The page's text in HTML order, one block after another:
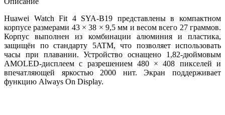
Huawei Watch Fit 4 SYA-B19 представлены в компактном
корпусе размерами 43 × 38 × 9,5 мм и весом всего 27 граммов.
Корпус выполнен из комбинации алюминия и пластика,
защищён по стандарту 5ATM, что позволяет использовать
часы при плавании. Устройство оснащено 1,82-дюймовым
AMOLED-дисплеем с разрешением 480 × 408 пикселей и
впечатляющей яркостью 2000 нит. Экран поддерживает
функцию Always On Display.